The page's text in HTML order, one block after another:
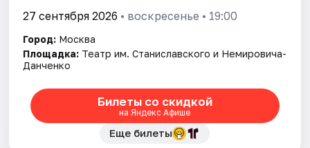
27 сентября 2026 • воскресенье • 19:00
Город: Москва
Площадка: Театр им. Станиславского и Немировича­-
Данченко
Билеты со скидкой
на Яндекс Афише
Еще билеты